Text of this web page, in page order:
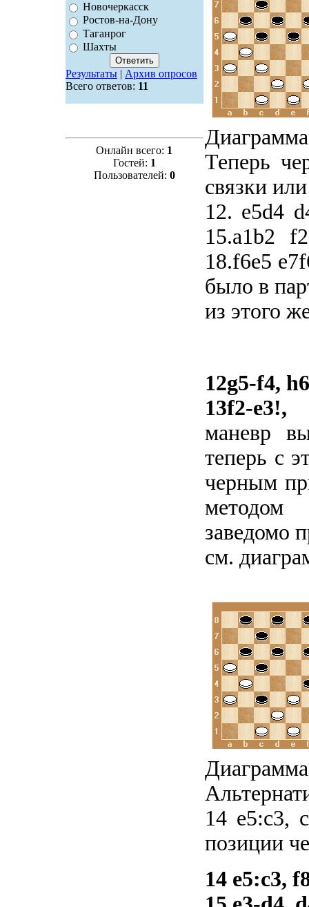
Новочеркасск
Ростов-на-Дону
Таганрог
Шахты
Результаты| Архив опросов
Всего ответов: 11
Онлайн всего: 1
Гостей: 1
Пользователей: 0
Теперь
связки
12. e5d4
15.a1b2
18.f6e5
было в
из этого
12g5-f4,
13f2-e3!,
маневр
теперь с
черным
заведомо
см.
14 e5:c3,
позиции
14 e5:c3,